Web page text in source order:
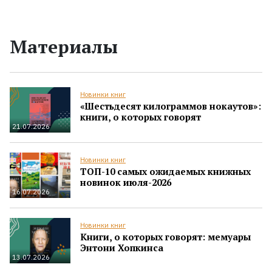
Материалы
21.07.2026
Новинки книг
«Шестьдесят килограммов нокаутов»:
книги, о которых говорят
16.07.2026
Новинки книг
ТОП-10 самых ожидаемых книжных
новинок июля-2026
13.07.2026
Новинки книг
Книги, о которых говорят: мемуары
Энтони Хопкинса